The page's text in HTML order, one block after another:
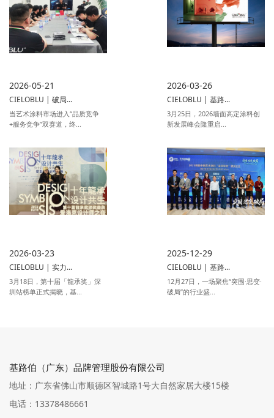
2026-05-21
CIELOBLU | 破局...
当艺术涂料市场进入“品质竞争
+服务竞争”双赛道，终...
2026-03-26
CIELOBLU | 基路...
3月25日，2026墙面高定涂料创
新发展峰会隆重启...
2026-03-23
CIELOBLU | 实力...
3月18日，第十届「龍承奖」深
圳站榜单正式揭晓，基...
2025-12-29
CIELOBLU | 基路...
12月27日，一场聚焦“突围·思变·
破局”的行业盛...
基路伯（广东）品牌管理股份有限公司
地址：广东省佛山市顺德区智城路1号大自然家居大楼15楼
电话：13378486661